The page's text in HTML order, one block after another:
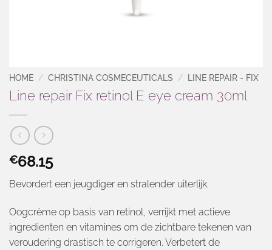
HOME / CHRISTINA COSMECEUTICALS / LINE REPAIR - FIX
Line repair Fix retinol E eye cream 30ml
€68.15
Bevordert een jeugdiger en stralender uiterlijk.
Oogcrème op basis van retinol, verrijkt met actieve
ingrediënten en vitamines om de zichtbare tekenen van
veroudering drastisch te corrigeren. Verbetert de